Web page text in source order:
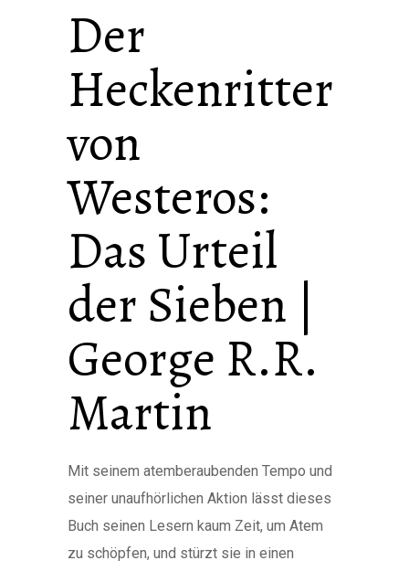
Der
Heckenritter
von
Westeros:
Das Urteil
der Sieben |
George R.R.
Martin
Mit seinem atemberaubenden Tempo und
seiner unaufhörlichen Aktion lässt dieses
Buch seinen Lesern kaum Zeit, um Atem
zu schöpfen, und stürzt sie in einen